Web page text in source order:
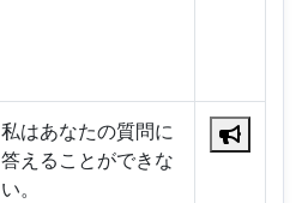
私はあなたの質問に
答えることができな
い。